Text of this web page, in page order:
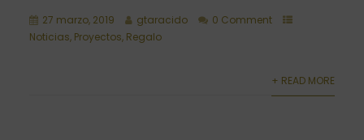
27 marzo, 2019 gtaracido
0 Comment
Noticias, Proyectos, Regalo
+ READ MORE